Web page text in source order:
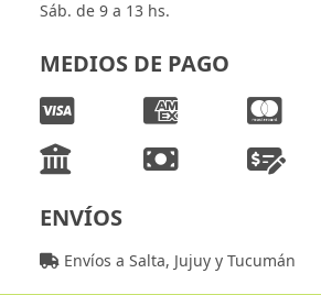
Sáb. de 9 a 13 hs.
MEDIOS DE PAGO
ENVÍOS
Envíos a Salta, Jujuy y Tucumán